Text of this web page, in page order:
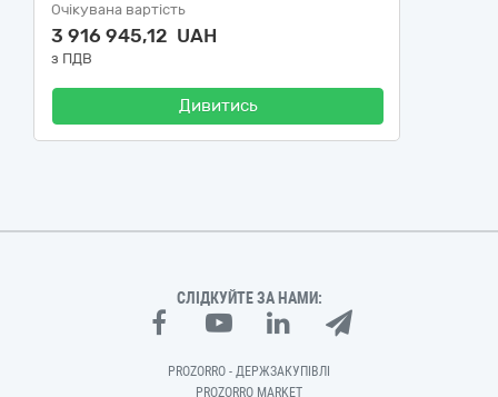
Очікувана вартість
3 916 945,12 UAH
з ПДВ
Дивитись
СЛІДКУЙТЕ ЗА НАМИ:
PROZORRO - ДЕРЖЗАКУПІВЛІ
PROZORRO MARKET